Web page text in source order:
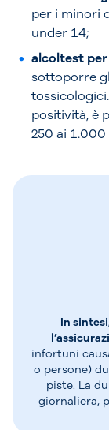
per i minori
under 14;
alcoltest
sottoporre
positività, è
250 ai 1.000
In
infortuni
o persone)
piste. La
giornaliera,